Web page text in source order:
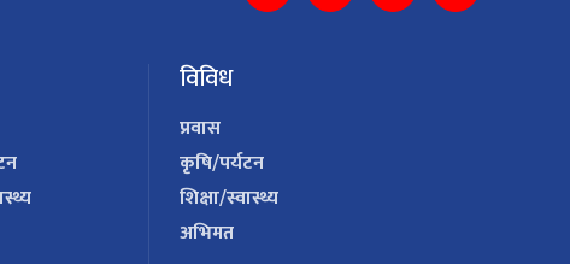
विविध
प्रवास
कृषि/पर्यटन
शिक्षा/स्वास्थ्य
अभिमत